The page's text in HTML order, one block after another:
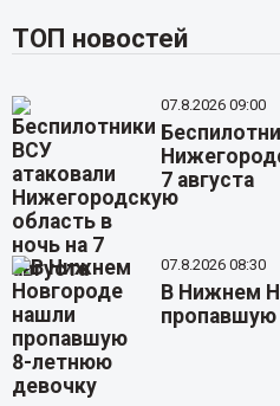
ТОП новостей
07.8.2026 09:00
7 августа
07.8.2026 08:30
В Нижнем